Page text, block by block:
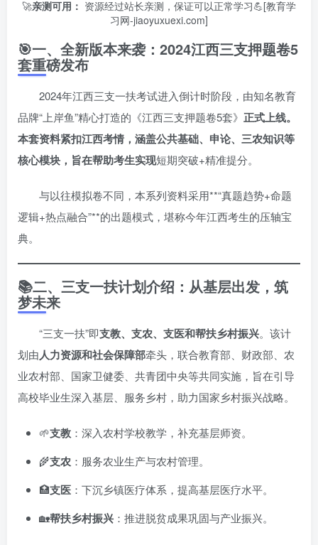
🚀亲测可用： 资源经过站长亲测，保证可以正常学习💪[教育学
习网-jiaoyuxuexi.com]
🎯一、全新版本来袭：2024江西三支押题卷5
套重磅发布
2024年江西三支一扶考试进入倒计时阶段，由知名教育
品牌“上岸鱼”精心打造的《江西三支押题卷5套》 正式上线。
本套资料紧扣江西考情，涵盖公共基础、申论、三农知识等
核心模块，旨在帮助考生实现短期突破+精准提分。
与以往模拟卷不同，本系列资料采用**“真题趋势+命题
逻辑+热点融合”**的出题模式，堪称今年江西考生的压轴宝
典。
📚二、三支一扶计划介绍：从基层出发，筑
梦未来
“三支一扶”即支教、支农、支医和帮扶乡村振兴。该计
划由人力资源和社会保障部牵头，联合教育部、财政部、农
业农村部、国家卫健委、共青团中央等共同实施，旨在引导
高校毕业生深入基层、服务乡村，助力国家乡村振兴战略。
🌱支教 ：深入农村学校教学，补充基层师资。
🌾支农 ：服务农业生产与农村管理。
🏥支医 ：下沉乡镇医疗体系，提高基层医疗水平。
🏡帮扶乡村振兴 ：推进脱贫成果巩固与产业振兴。